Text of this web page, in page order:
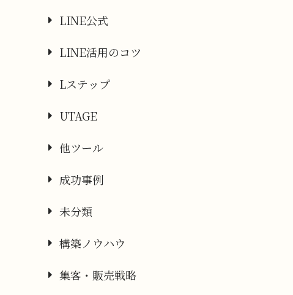
LINE公式
LINE活用のコツ
Lステップ
UTAGE
他ツール
成功事例
未分類
構築ノウハウ
集客・販売戦略